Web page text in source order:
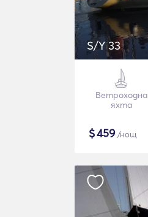
S/Y 33
Ветроходна
яхта
$459/нощ